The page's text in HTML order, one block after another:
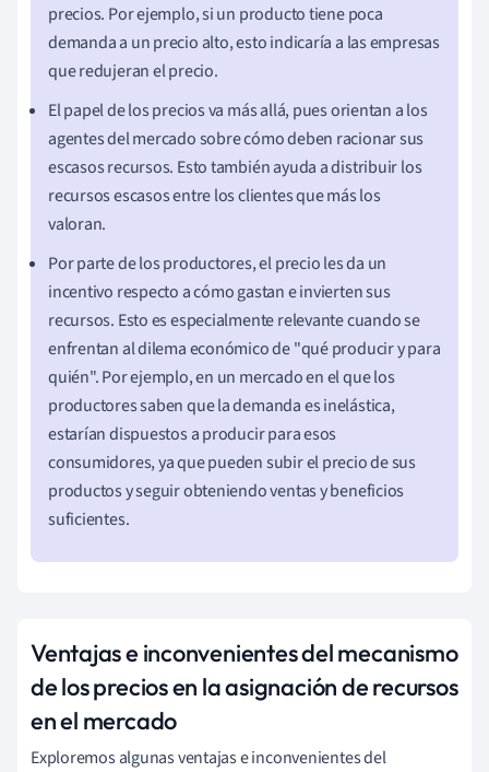
precios. Por ejemplo, si un producto tiene poca
demanda a un precio alto, esto indicaría a las empresas
que redujeran el precio.
El papel de los precios va más allá, pues orientan a los
agentes del mercado sobre cómo deben racionar sus
escasos recursos. Esto también ayuda a distribuir los
recursos escasos entre los clientes que más los
valoran.
Por parte de los productores, el precio les da un
incentivo respecto a cómo gastan e invierten sus
recursos. Esto es especialmente relevante cuando se
enfrentan al dilema económico de "qué producir y para
quién". Por ejemplo, en un mercado en el que los
productores saben que la demanda es inelástica,
estarían dispuestos a producir para esos
consumidores, ya que pueden subir el precio de sus
productos y seguir obteniendo ventas y beneficios
suficientes.
Ventajas e inconvenientes del mecanismo
de los precios en la asignación de recursos
en el mercado
Exploremos algunas ventajas e inconvenientes del